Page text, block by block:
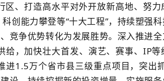
、打造高水平对外开放新高地、努
创能力攀登等“十大工程”，持续塑强
竞争优势转化为发展胜势。深入推进
，加快壮大首发、演艺、赛事、IP
进1.5万个省市县三级重点项目，突出